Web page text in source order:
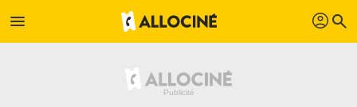
menu profil search